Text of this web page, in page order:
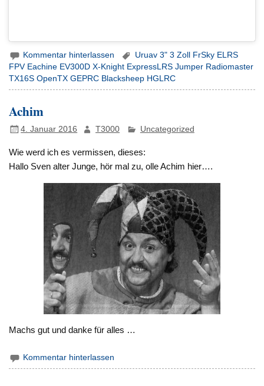
Kommentar hinterlassen
Uruav 3" 3 Zoll FrSky ELRS
FPV Eachine EV300D X-Knight ExpressLRS Jumper Radiomaster
TX16S OpenTX GEPRC Blacksheep HGLRC
Achim
4. Januar 2016 T3000 Uncategorized
Wie werd ich es vermissen, dieses:
Hallo Sven alter Junge, hör mal zu, olle Achim hier….
Machs gut und danke für alles …
Kommentar hinterlassen